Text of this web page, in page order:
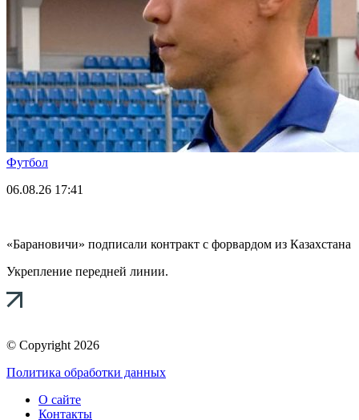
Футбол
06.08.26 17:41
«Барановичи» подписали контракт с форвардом из Казахстана
Укрепление передней линии.
© Copyright 2026
Политика обработки данных
О сайте
Контакты